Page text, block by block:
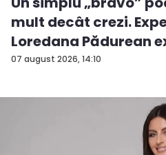
07 august 2026, 14:10
mult decât crezi.
Loredana Pădurean